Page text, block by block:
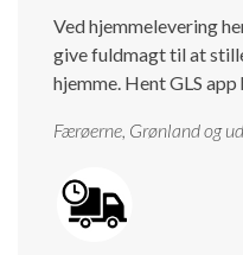
Ved hjemmelevering
give fuldmagt til at
hjemme. Hent GLS app
Færøerne, Grønland og